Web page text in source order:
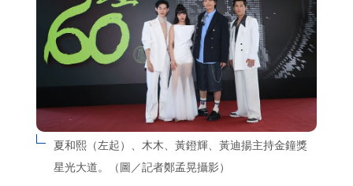
夏和熙（左起）、木木、黃鐙輝、黃迪揚主持金鐘獎
星光大道。（圖／記者鄭孟晃攝影）